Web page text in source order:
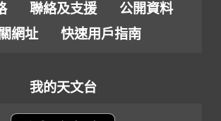
聯絡及支援
公開資料
網址
快速用戶指南
我的天文台